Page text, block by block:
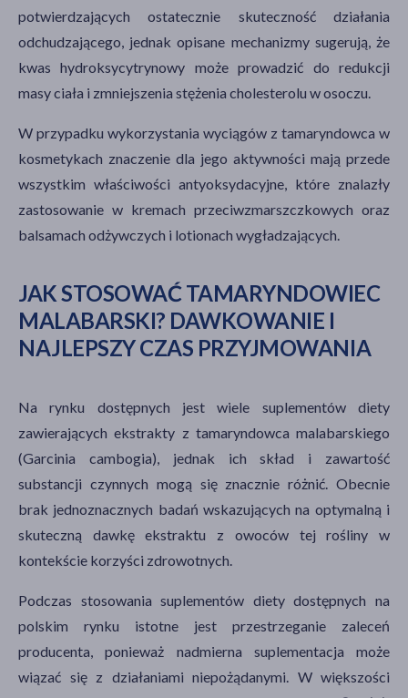
potwierdzających ostatecznie skuteczność działania
odchudzającego, jednak opisane mechanizmy sugerują, że
kwas hydroksycytrynowy może prowadzić do redukcji
masy ciała i zmniejszenia stężenia cholesterolu w osoczu.
W przypadku wykorzystania wyciągów z tamaryndowca w
kosmetykach znaczenie dla jego aktywności mają przede
wszystkim właściwości antyoksydacyjne, które znalazły
zastosowanie w kremach przeciwzmarszczkowych oraz
balsamach odżywczych i lotionach wygładzających.
JAK STOSOWAĆ TAMARYNDOWIEC
MALABARSKI? DAWKOWANIE I
NAJLEPSZY CZAS PRZYJMOWANIA
Na rynku dostępnych jest wiele suplementów diety
zawierających ekstrakty z tamaryndowca malabarskiego
(Garcinia cambogia), jednak ich skład i zawartość
substancji czynnych mogą się znacznie różnić. Obecnie
brak jednoznacznych badań wskazujących na optymalną i
skuteczną dawkę ekstraktu z owoców tej rośliny w
kontekście korzyści zdrowotnych.
Podczas stosowania suplementów diety dostępnych na
polskim rynku istotne jest przestrzeganie zaleceń
producenta, ponieważ nadmierna suplementacja może
wiązać się z działaniami niepożądanymi. W większości